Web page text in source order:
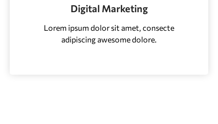
Digital Marketing
Lorem ipsum dolor sit amet, consecte
adipiscing awesome dolore.